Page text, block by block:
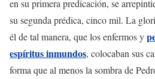
en su primera predicación, se
su segunda prédica, cinco mil. La
él de tal manera, que los enfermos y
espíritus inmundos, colocaban sus
forma que al menos la sombra de